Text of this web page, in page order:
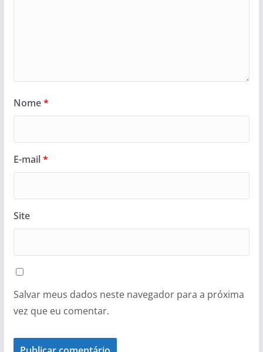
Nome*
E-mail*
Site
Salvar meus dados neste navegador para a próxima
vez que eu comentar.